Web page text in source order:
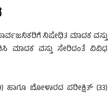
ನಿಷೇಧಿತ ಮಾದಕ ವಸ್ತು
ಮಾದಕ ವಸ್ತು ಸೇರಿದಂತೆ ವಿವಿಧ
ಬೋಳಾರದ ಪರೀಕ್ಷಿತ್ (33)